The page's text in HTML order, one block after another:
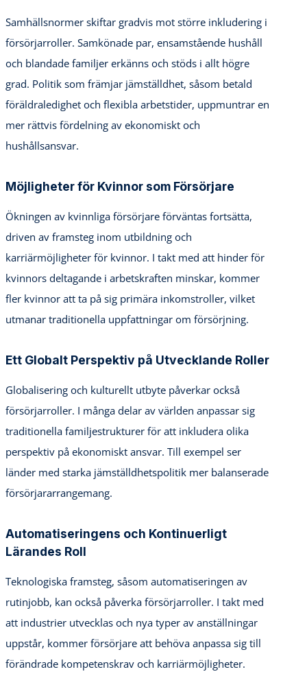
Samhällsnormer skiftar gradvis mot större inkludering i
försörjarroller. Samkönade par, ensamstående hushåll
och blandade familjer erkänns och stöds i allt högre
grad. Politik som främjar jämställdhet, såsom betald
föräldraledighet och flexibla arbetstider, uppmuntrar en
mer rättvis fördelning av ekonomiskt och
hushållsansvar.
Möjligheter för Kvinnor som Försörjare
Ökningen av kvinnliga försörjare förväntas fortsätta,
driven av framsteg inom utbildning och
karriärmöjligheter för kvinnor. I takt med att hinder för
kvinnors deltagande i arbetskraften minskar, kommer
fler kvinnor att ta på sig primära inkomstroller, vilket
utmanar traditionella uppfattningar om försörjning.
Ett Globalt Perspektiv på Utvecklande Roller
Globalisering och kulturellt utbyte påverkar också
försörjarroller. I många delar av världen anpassar sig
traditionella familjestrukturer för att inkludera olika
perspektiv på ekonomiskt ansvar. Till exempel ser
länder med starka jämställdhetspolitik mer balanserade
försörjararrangemang.
Automatiseringens och Kontinuerligt
Lärandes Roll
Teknologiska framsteg, såsom automatiseringen av
rutinjobb, kan också påverka försörjarroller. I takt med
att industrier utvecklas och nya typer av anställningar
uppstår, kommer försörjare att behöva anpassa sig till
förändrade kompetenskrav och karriärmöjligheter.